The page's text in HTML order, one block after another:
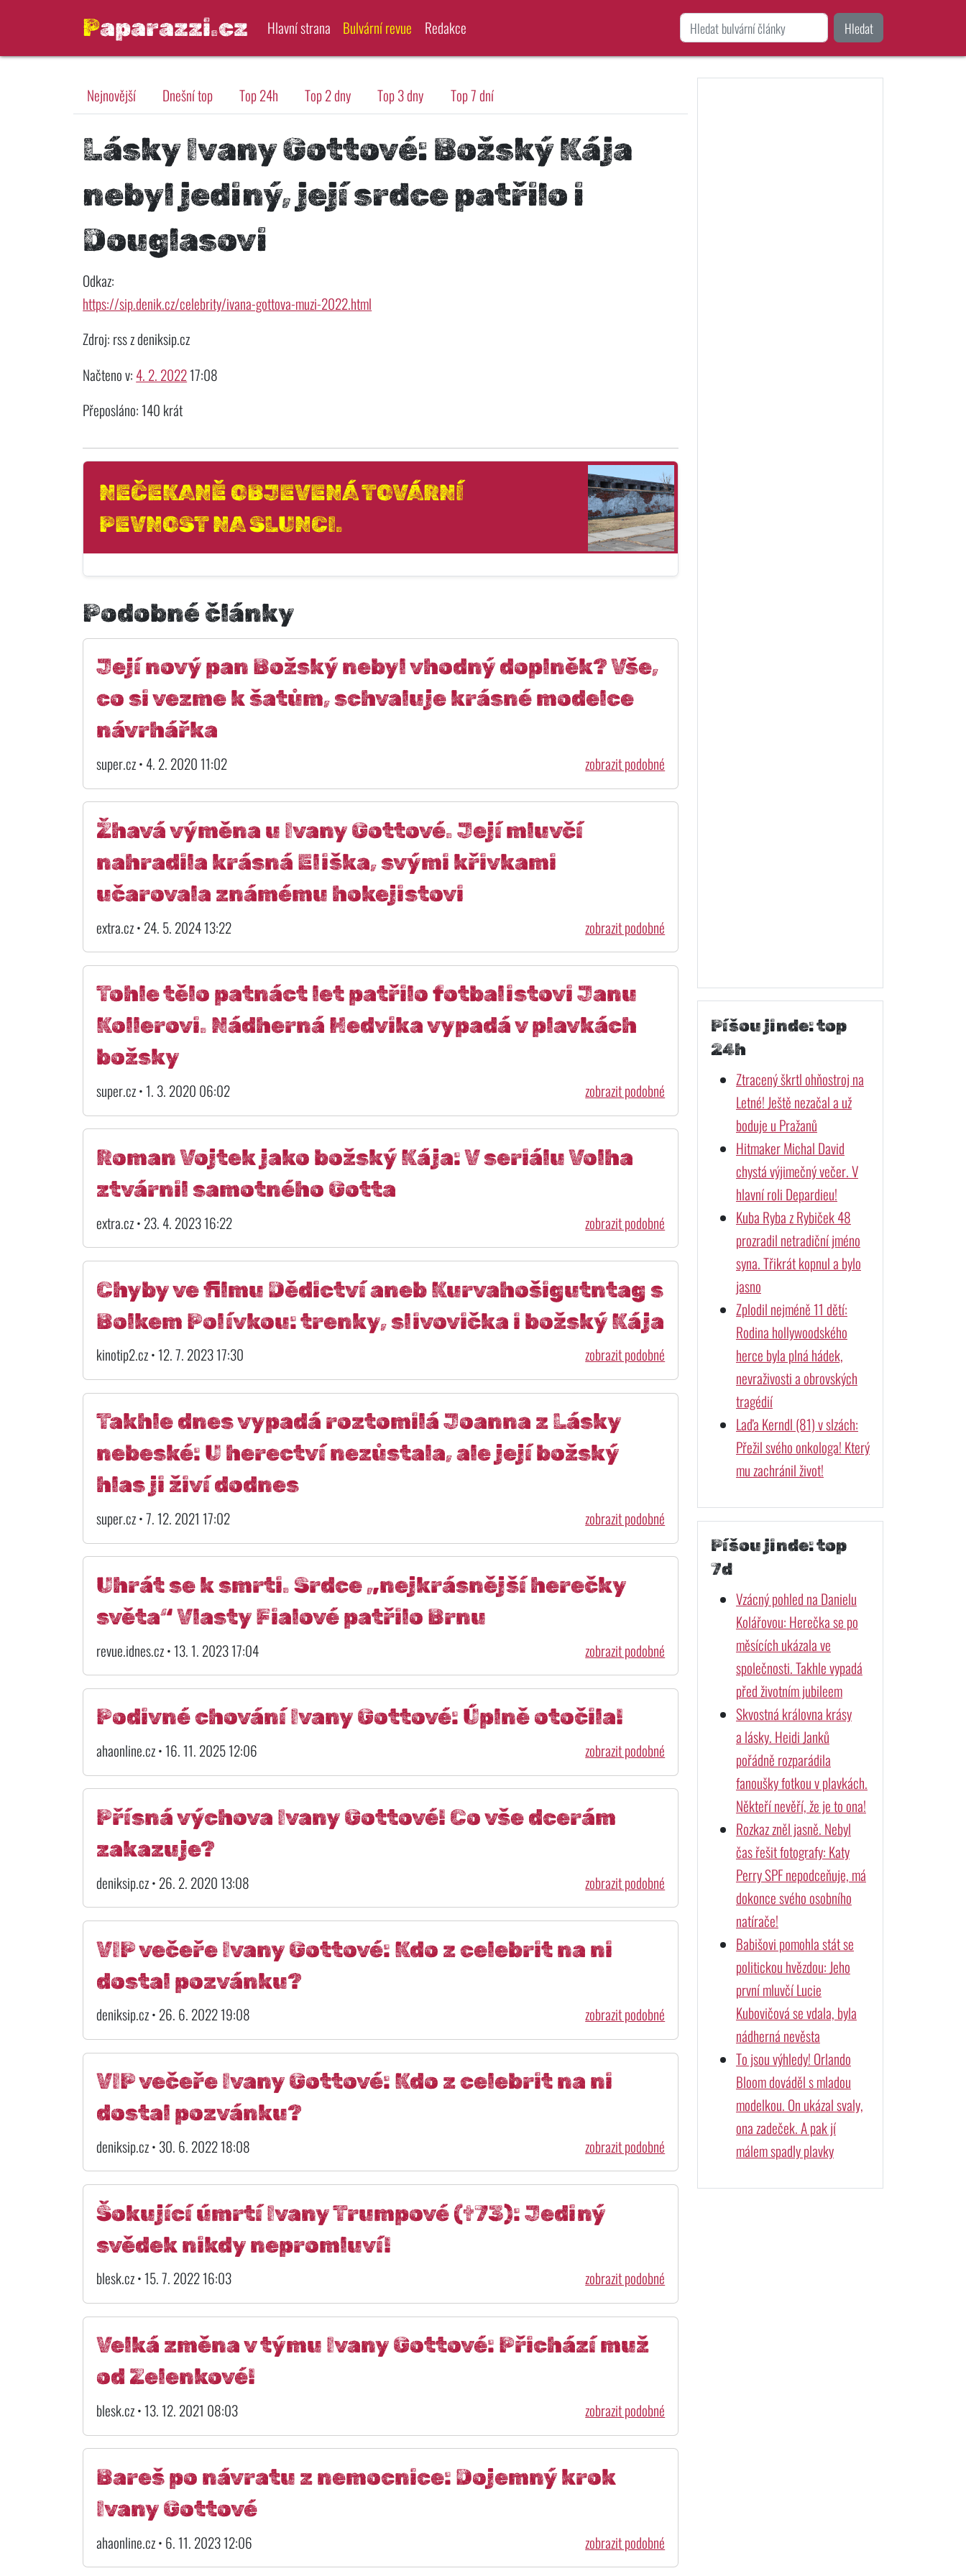
Paparazzi.cz Hlavní strana Bulvární revue Redakce Hledat
Nejnovější Dnešní top Top 24h Top 2 dny Top 3 dny Top 7 dní
Lásky Ivany Gottové: Božský Kája
nebyl jediný, její srdce patřilo i
Douglasovi
Odkaz:
https://sip.denik.cz/celebrity/ivana-gottova-muzi-2022.html
Zdroj: rss z deniksip.cz
Načteno v: 4. 2. 202217:08
Přeposláno: 140 krát
NEČEKANĚ OBJEVENÁ TOVÁRNÍ
PEVNOST NA SLUNCI.
Podobné články
Její nový pan Božský nebyl vhodný doplněk? Vše,
co si vezme k šatům, schvaluje krásné modelce
návrhářka
super.cz • 4. 2. 2020 11:02 zobrazit podobné
Žhavá výměna u Ivany Gottové. Její mluvčí
nahradila krásná Eliška, svými křivkami
učarovala známému hokejistovi
extra.cz • 24. 5. 2024 13:22 zobrazit podobné
Tohle tělo patnáct let patřilo fotbalistovi Janu
Kollerovi. Nádherná Hedvika vypadá v plavkách
božsky
super.cz • 1. 3. 2020 06:02 zobrazit podobné
Roman Vojtek jako božský Kája: V seriálu Volha
ztvárnil samotného Gotta
extra.cz • 23. 4. 2023 16:22 zobrazit podobné
Chyby ve filmu Dědictví aneb Kurvahošigutntag s
Bolkem Polívkou: trenky, slivovička i božský Kája
kinotip2.cz • 12. 7. 2023 17:30 zobrazit podobné
Takhle dnes vypadá roztomilá Joanna z Lásky
nebeské: U herectví nezůstala, ale její božský
hlas ji živí dodnes
super.cz • 7. 12. 2021 17:02 zobrazit podobné
Uhrát se k smrti. Srdce „nejkrásnější herečky
světa“ Vlasty Fialové patřilo Brnu
revue.idnes.cz • 13. 1. 2023 17:04 zobrazit podobné
Podivné chování Ivany Gottové: Úplně otočila!
ahaonline.cz • 16. 11. 2025 12:06 zobrazit podobné
Přísná výchova Ivany Gottové! Co vše dcerám
zakazuje?
deniksip.cz • 26. 2. 2020 13:08 zobrazit podobné
VIP večeře Ivany Gottové: Kdo z celebrit na ni
dostal pozvánku?
deniksip.cz • 26. 6. 2022 19:08 zobrazit podobné
VIP večeře Ivany Gottové: Kdo z celebrit na ni
dostal pozvánku?
deniksip.cz • 30. 6. 2022 18:08 zobrazit podobné
Šokující úmrtí Ivany Trumpové (†73): Jediný
svědek nikdy nepromluví!
blesk.cz • 15. 7. 2022 16:03 zobrazit podobné
Velká změna v týmu Ivany Gottové: Přichází muž
od Zelenkové!
blesk.cz • 13. 12. 2021 08:03 zobrazit podobné
Bareš po návratu z nemocnice: Dojemný krok
Ivany Gottové
ahaonline.cz • 6. 11. 2023 12:06 zobrazit podobné
Píšou jinde: top
24h
Ztracený škrtl ohňostroj na
Letné! Ještě nezačal a už
boduje u Pražanů
Hitmaker Michal David
chystá výjimečný večer. V
hlavní roli Depardieu!
Kuba Ryba z Rybiček 48
prozradil netradiční jméno
syna. Třikrát kopnul a bylo
jasno
Zplodil nejméně 11 dětí:
Rodina hollywoodského
herce byla plná hádek,
nevraživosti a obrovských
tragédií
Laďa Kerndl (81) v slzách:
Přežil svého onkologa! Který
mu zachránil život!
Píšou jinde: top
7d
Vzácný pohled na Danielu
Kolářovou: Herečka se po
měsících ukázala ve
společnosti. Takhle vypadá
před životním jubileem
Skvostná královna krásy
a lásky. Heidi Janků
pořádně rozparádila
fanoušky fotkou v plavkách.
Někteří nevěří, že je to ona!
Rozkaz zněl jasně. Nebyl
čas řešit fotografy: Katy
Perry SPF nepodceňuje, má
dokonce svého osobního
natírače!
Babišovi pomohla stát se
politickou hvězdou: Jeho
první mluvčí Lucie
Kubovičová se vdala, byla
nádherná nevěsta
To jsou výhledy! Orlando
Bloom dováděl s mladou
modelkou. On ukázal svaly,
ona zadeček. A pak jí
málem spadly plavky